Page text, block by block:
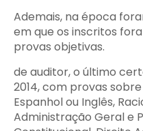
Ademais, na época
em que os inscritos
provas objetivas.
de auditor, o último
2014, com provas
Espanhol ou Inglês,
Administração Geral e